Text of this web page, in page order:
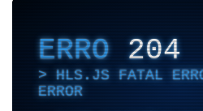
ERRO204
HLS.JS FATAL
ERROR